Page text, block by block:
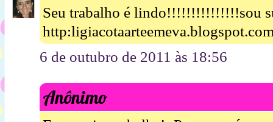
Seu trabalho é lindo!!!!!!!!!!!!!!!sou
6 de outubro de 2011 às 18:56
Anônimo